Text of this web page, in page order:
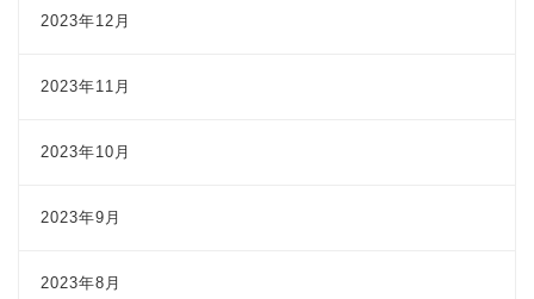
2023年12月
2023年11月
2023年10月
2023年9月
2023年8月